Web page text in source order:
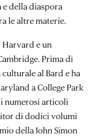
e della diaspora
le altre materie.
Harvard e un
Prima di
al Bard e ha
a College Park
numerosi articoli
di dodici volumi
della John Simon